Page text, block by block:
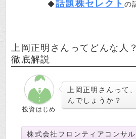
◆話題株セレクト の
上岡正明さんってどんな
徹底解説
投資はじめ
上岡正明さんって
んでしょうか？
株式会社フロンティアコンサル